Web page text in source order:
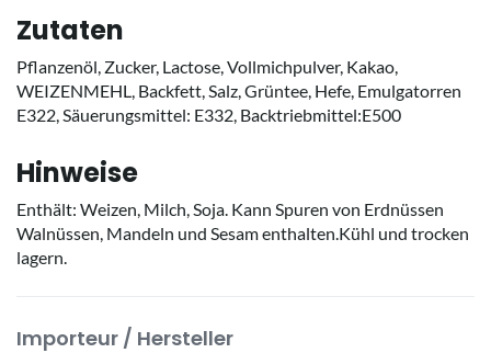
Zutaten
Pflanzenöl, Zucker, Lactose, Vollmichpulver, Kakao,
WEIZENMEHL, Backfett, Salz, Grüntee, Hefe, Emulgatorren
E322, Säuerungsmittel: E332, Backtriebmittel:E500
Hinweise
Enthält: Weizen, Milch, Soja. Kann Spuren von Erdnüssen
Walnüssen, Mandeln und Sesam enthalten.Kühl und trocken
lagern.
Importeur / Hersteller